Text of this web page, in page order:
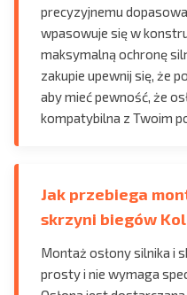
precyzyjnemu
wpasowuje się w
maksymalną ochronę
zakupie upewnij się, że
aby mieć pewność, że
kompatybilna z Twoim
Jak przebiega
skrzyni biegów
Montaż osłony silnika i
prosty i nie wymaga